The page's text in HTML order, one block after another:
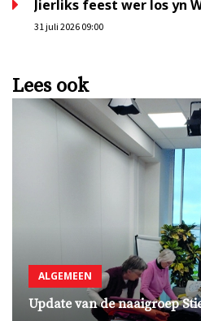
Jierliks feest wer los yn
31 juli 2026 09:00
Lees ook
ALGEMEEN
Update van de naaigroep